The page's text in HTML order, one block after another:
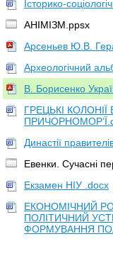
Історико-
АНІМІЗМ.ppsx
Арсеньев Ю.В.
Археологічний
В. Борисенко
ГРЕЦЬКІ
Династії
Евенки. Сучасні
Екзамен НІУ .docx
ЕКОНОМІЧНИЙ
ПОЛІТИЧНИЙ
ФОРМУВАННЯ